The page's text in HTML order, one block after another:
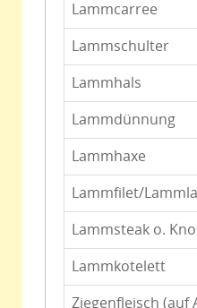
Lammcarree
Lammschulter
Lammhals
Lammdünnung
Lammhaxe
Lammfilet/
Lammsteak o.
Lammkotelett
Ziegenfleisch (auf